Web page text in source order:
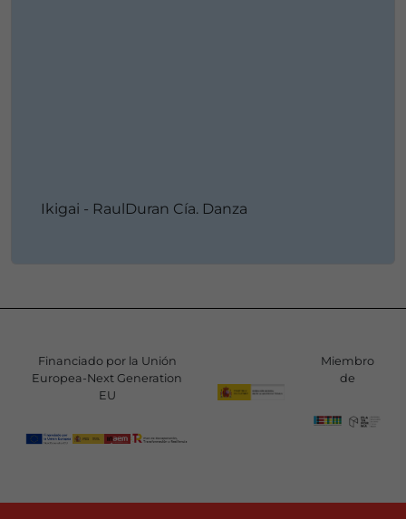
Ikigai - RaulDuran Cía. Danza
Financiado por la Unión
Europea-Next Generation
EU
Miembro
de